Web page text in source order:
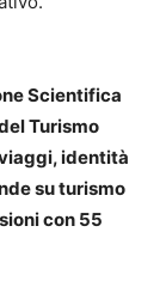
Scientifica
Turismo
identità
su turismo
con 55